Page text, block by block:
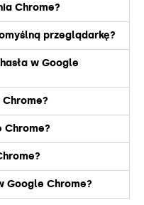
Chrome?
przeglądarkę?
w Google
Chrome?
Google Chrome?